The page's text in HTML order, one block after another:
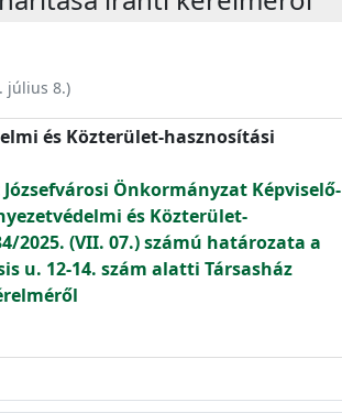
július 8.)
és Közterület-hasznosítási
Önkormányzat Képviselő-
és Közterület-
2025. (VII. 07.) számú határozata a
u. 12-14. szám alatti Társasház